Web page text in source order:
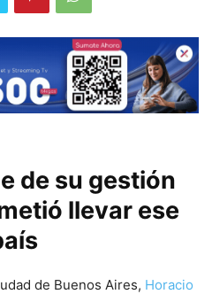
de su gestión
llevar ese
de Buenos Aires, Horacio